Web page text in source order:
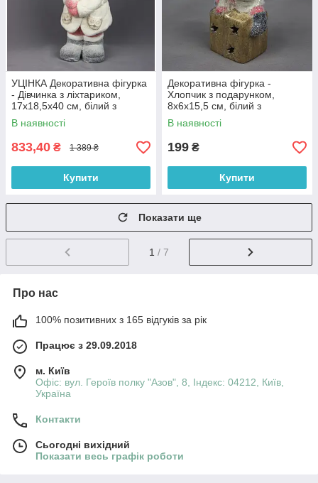
УЦІНКА Декоративна фігурка
- Дівчинка з ліхтариком,
17x18,5x40 см, білий з
рожевим, магнезія (920104)
В наявності
833,40 ₴ 1 389 ₴
Купити
Декоративна фігурка -
Хлопчик з подарунком,
8x6x15,5 см, білий з
рожевим, магнезія (920111)
В наявності
199 ₴
Купити
Показати ще
1 / 7
Про нас
100% позитивних з 165 відгуків за рік
Працює з 29.09.2018
м. Київ
Офіс: вул. Героїв полку "Азов", 8, Індекс: 04212, Київ,
Україна
Контакти
Сьогодні вихідний
Показати весь графік роботи